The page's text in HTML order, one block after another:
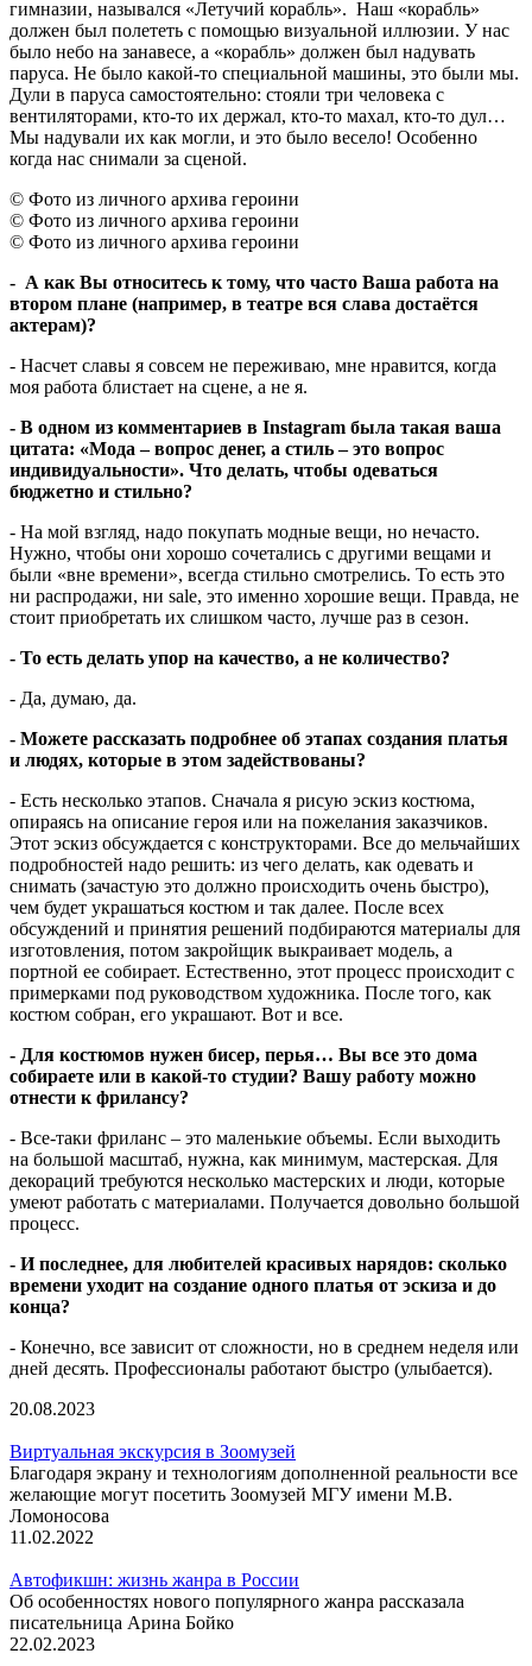
гимназии, назывался «Летучий корабль». Наш «корабль»
должен был полететь с помощью визуальной иллюзии. У нас
было небо на занавесе, а «корабль» должен был надувать
паруса. Не было какой-то специальной машины, это были мы.
Дули в паруса самостоятельно: стояли три человека с
вентиляторами, кто-то их держал, кто-то махал, кто-то дул…
Мы надували их как могли, и это было весело! Особенно
когда нас снимали за сценой.
© Фото из личного архива героини
© Фото из личного архива героини
© Фото из личного архива героини
- А как Вы относитесь к тому, что часто Ваша работа на
втором плане (например, в театре вся слава достаётся
актерам)?
- Насчет славы я совсем не переживаю, мне нравится, когда
моя работа блистает на сцене, а не я.
- В одном из комментариев в Instagram была такая ваша
цитата: «Мода – вопрос денег, а стиль – это вопрос
индивидуальности». Что делать, чтобы одеваться
бюджетно и стильно?
- На мой взгляд, надо покупать модные вещи, но нечасто.
Нужно, чтобы они хорошо сочетались с другими вещами и
были «вне времени», всегда стильно смотрелись. То есть это
ни распродажи, ни sale, это именно хорошие вещи. Правда, не
стоит приобретать их слишком часто, лучше раз в сезон.
- То есть делать упор на качество, а не количество?
- Да, думаю, да.
- Можете рассказать подробнее об этапах создания платья
и людях, которые в этом задействованы?
- Есть несколько этапов. Сначала я рисую эскиз костюма,
опираясь на описание героя или на пожелания заказчиков.
Этот эскиз обсуждается с конструкторами. Все до мельчайших
подробностей надо решить: из чего делать, как одевать и
снимать (зачастую это должно происходить очень быстро),
чем будет украшаться костюм и так далее. После всех
обсуждений и принятия решений подбираются материалы для
изготовления, потом закройщик выкраивает модель, а
портной ее собирает. Естественно, этот процесс происходит с
примерками под руководством художника. После того, как
костюм собран, его украшают. Вот и все.
- Для костюмов нужен бисер, перья… Вы все это дома
собираете или в какой-то студии? Вашу работу можно
отнести к фрилансу?
- Все-таки фриланс – это маленькие объемы. Если выходить
на большой масштаб, нужна, как минимум, мастерская. Для
декораций требуются несколько мастерских и люди, которые
умеют работать с материалами. Получается довольно большой
процесс.
- И последнее, для любителей красивых нарядов: сколько
времени уходит на создание одного платья от эскиза и до
конца?
- Конечно, все зависит от сложности, но в среднем неделя или
дней десять. Профессионалы работают быстро (улыбается).
20.08.2023
Виртуальная экскурсия в Зоомузей
Благодаря экрану и технологиям дополненной реальности все
желающие могут посетить Зоомузей МГУ имени М.В.
Ломоносова
11.02.2022
Автофикшн: жизнь жанра в России
Об особенностях нового популярного жанра рассказала
писательница Арина Бойко
22.02.2023